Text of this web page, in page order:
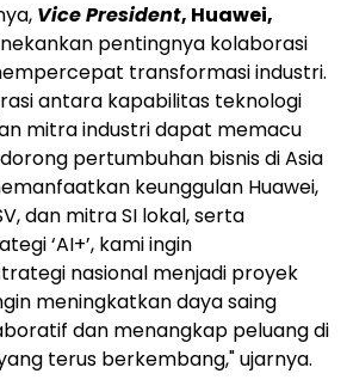
Vice President, Huawei,
pentingnya kolaborasi
transformasi industri.
antara kapabilitas teknologi
mitra industri dapat memacu
pertumbuhan bisnis di Asia
keunggulan Huawei,
dan mitra SI lokal, serta
‘AI+’, kami ingin
nasional menjadi proyek
meningkatkan daya saing
dan menangkap peluang di
terus berkembang," ujarnya.